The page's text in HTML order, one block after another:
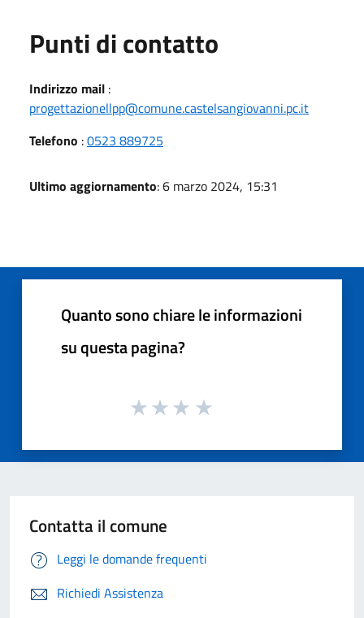
Punti di contatto
Indirizzo mail :
progettazionellpp@comune.castelsangiovanni.pc.it
Telefono :0523 889725
Ultimo aggiornamento: 6 marzo 2024, 15:31
Quanto sono chiare le informazioni
su questa pagina?
Contatta il comune
Leggi le domande frequenti
Richiedi Assistenza